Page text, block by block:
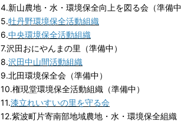
4.新山農地・水・環境保全向上を図る会（準備中
5.牡丹野環境保全活動組織
6.中央環境保全活動組織
7.沢田おにやんまの里（準備中）
8.沢田中山間活動組織
9.北田環境保全会（準備中）
10.権現堂環境保全活動組織（準備中）
11.漆立れいすいの里を守る会
12.紫波町片寄南部地域農地・水・環境保全組織